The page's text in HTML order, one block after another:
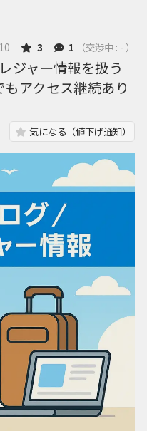
3 1 （交渉中 : - ）
ジャー情報を扱う
アクセス継続あり
気になる（値下げ通知）